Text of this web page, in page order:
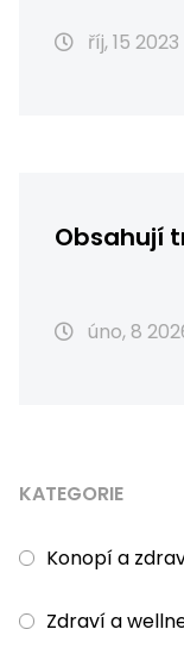
říj, 15 2023
Obsahují
úno, 8
KATEGORIE
Konopí a
Zdraví a